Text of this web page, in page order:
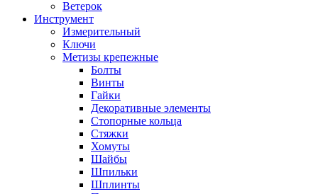
Ветерок
Инструмент
Измерительный
Ключи
Метизы крепежные
Болты
Винты
Гайки
Декоративные элементы
Стопорные кольца
Стяжки
Хомуты
Шайбы
Шпильки
Шплинты